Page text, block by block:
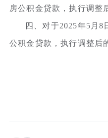
房公积金贷款，执行调整
四、对于2025年5月
公积金贷款，执行调整后
淄博市住